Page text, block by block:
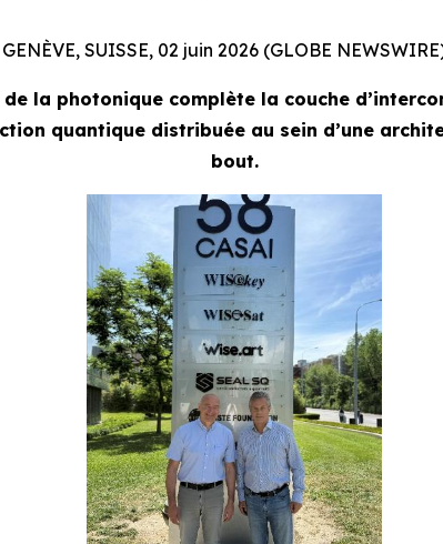
GENÈVE, SUISSE, 02 juin 2026 (GLOBE
la photonique complète la couche
quantique distribuée au sein d’une
bout.